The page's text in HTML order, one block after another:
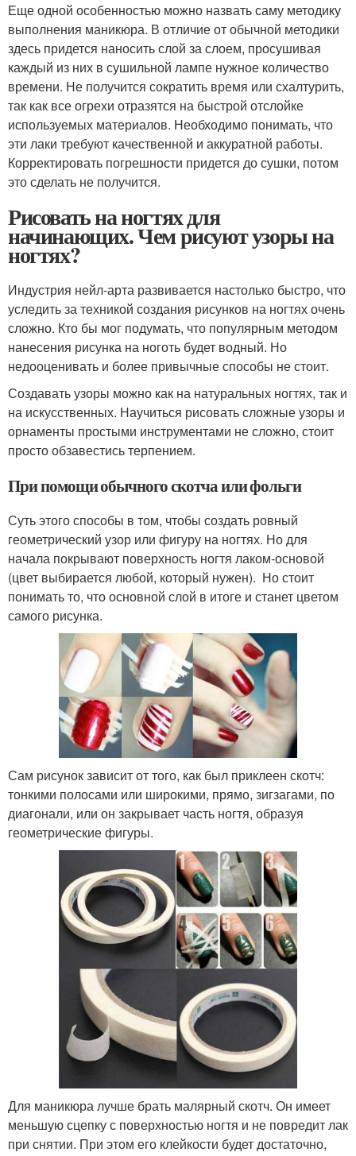
Еще одной особенностью можно назвать саму методику
выполнения маникюра. В отличие от обычной методики
здесь придется наносить слой за слоем, просушивая
каждый из них в сушильной лампе нужное количество
времени. Не получится сократить время или схалтурить,
так как все огрехи отразятся на быстрой отслойке
используемых материалов. Необходимо понимать, что
эти лаки требуют качественной и аккуратной работы.
Корректировать погрешности придется до сушки, потом
это сделать не получится.
Рисовать на ногтях для
начинающих. Чем рисуют узоры на
ногтях?
Индустрия нейл-арта развивается настолько быстро, что
уследить за техникой создания рисунков на ногтях очень
сложно. Кто бы мог подумать, что популярным методом
нанесения рисунка на ноготь будет водный. Но
недооценивать и более привычные способы не стоит.
Создавать узоры можно как на натуральных ногтях, так и
на искусственных. Научиться рисовать сложные узоры и
орнаменты простыми инструментами не сложно, стоит
просто обзавестись терпением.
При помощи обычного скотча или фольги
Суть этого способы в том, чтобы создать ровный
геометрический узор или фигуру на ногтях. Но для
начала покрывают поверхность ногтя лаком-основой
(цвет выбирается любой, который нужен). Но стоит
понимать то, что основной слой в итоге и станет цветом
самого рисунка.
Сам рисунок зависит от того, как был приклеен скотч:
тонкими полосами или широкими, прямо, зигзагами, по
диагонали, или он закрывает часть ногтя, образуя
геометрические фигуры.
Для маникюра лучше брать малярный скотч. Он имеет
меньшую сцепку с поверхностью ногтя и не повредит лак
при снятии. При этом его клейкости будет достаточно,